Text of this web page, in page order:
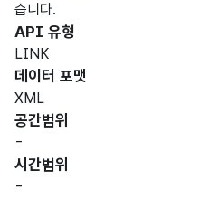
습니다.
API 유형
LINK
데이터 포맷
XML
공간범위
-
시간범위
-